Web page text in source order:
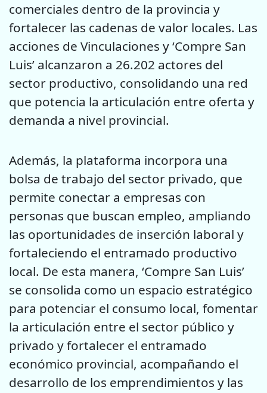
comerciales dentro de la provincia y
fortalecer las cadenas de valor locales. Las
acciones de Vinculaciones y ‘Compre San
Luis’ alcanzaron a 26.202 actores del
sector productivo, consolidando una red
que potencia la articulación entre oferta y
demanda a nivel provincial.
Además, la plataforma incorpora una
bolsa de trabajo del sector privado, que
permite conectar a empresas con
personas que buscan empleo, ampliando
las oportunidades de inserción laboral y
fortaleciendo el entramado productivo
local. De esta manera, ‘Compre San Luis’
se consolida como un espacio estratégico
para potenciar el consumo local, fomentar
la articulación entre el sector público y
privado y fortalecer el entramado
económico provincial, acompañando el
desarrollo de los emprendimientos y las